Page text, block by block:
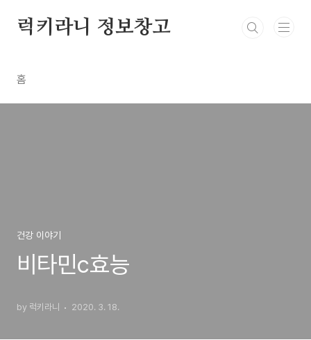
럭키라니 정보창고
홈
건강 이야기
비타민c효능
by 럭키라니 2020. 3. 18.